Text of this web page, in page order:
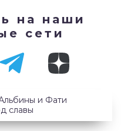
на наши
сети